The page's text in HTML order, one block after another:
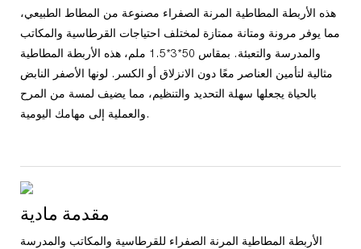
هذه الأربطة المطاطية المرنة الصفراء مصنوعة من المطاط الطبيعي،
مما يوفر مرونة ومتانة ممتازة لمختلف احتياجات القرطاسية والمكاتب
والمدرسة والتعبئة. بمقاس 50*3*1.5 ملم، هذه الأربطة المطاطية
مثالية لتأمين العناصر معًا دون الانزلاق أو الكسر. لونها الأصفر النابض
بالحياة يجعلها سهلة التحديد والتنظيم، مما يضيف لمسة من المرح
والعملية إلى مهامك اليومية.
مقدمة مادية
الأربطة المطاطية المرنة الصفراء للقرطاسية والمكاتب والمدرسة